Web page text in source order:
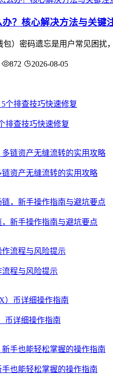
？核心解决方法与关键
包）密码遗忘是用户常见困
872 2026-08-05
排查技巧快速修复
资产无缝流转的实用攻略
新手操作指南与避坑要点
程与风险提示
币详细操作指南
也能轻松掌握的操作指南